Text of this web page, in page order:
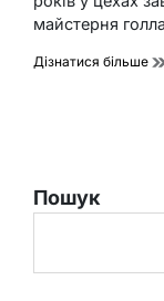
майстерня
Дізнатися більше
Пошук